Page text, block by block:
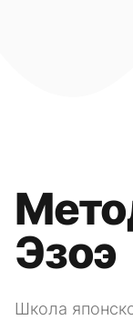
Эзоэ
Школа